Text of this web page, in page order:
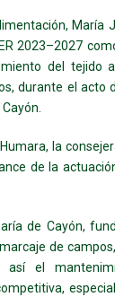
María
2023–2027
del tejido
durante el acto
la
de la
de Cayón,
de
así el